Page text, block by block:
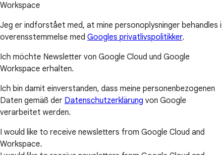
Workspace
Jeg er indforstået med, at mine personoplysninger behandles i
overensstemmelse med Googles privatlivspolitikker.
Ich möchte Newsletter von Google Cloud und Google
Workspace erhalten.
Ich bin damit einverstanden, dass meine personenbezogenen
Daten gemäß der Datenschutzerklärung von Google
verarbeitet werden.
I would like to receive newsletters from Google Cloud and
Workspace.